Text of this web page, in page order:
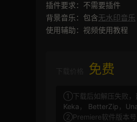
插件要求：不需要插件
背景音乐：包含无水印音乐
使用辅助：视频使用教程
免费
①下载后如解压失败，
Keka ， BetterZip ，
②Premiere软件版本号